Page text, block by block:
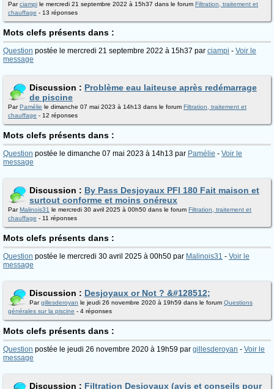
Parciampi le mercredi 21 septembre 2022 à 15h37 dans le forum Filtration, traitement et
chauffage - 13 réponses
Mots clefs présents dans :
Question postée le mercredi 21 septembre 2022 à 15h37 par ciampi - Voir le
message
Discussion : Problème eau laiteuse après redémarrage
de piscine
ParPamélie le dimanche 07 mai 2023 à 14h13 dans le forum Filtration, traitement et
chauffage - 12 réponses
Mots clefs présents dans :
Question postée le dimanche 07 mai 2023 à 14h13 par Pamélie - Voir le
message
Discussion : By Pass Desjoyaux PFI 180 Fait maison et
surtout conforme et moins onéreux
ParMalinois31 le mercredi 30 avril 2025 à 00h50 dans le forum Filtration, traitement et
chauffage - 11 réponses
Mots clefs présents dans :
Question postée le mercredi 30 avril 2025 à 00h50 par Malinois31 - Voir le
message
Discussion : Desjoyaux or Not ? &#128512;
Pargillesderoyan le jeudi 26 novembre 2020 à 19h59 dans le forum Questions
générales sur la piscine - 4 réponses
Mots clefs présents dans :
Question postée le jeudi 26 novembre 2020 à 19h59 par gillesderoyan - Voir le
message
Discussion : Filtration Desjoyaux (avis et conseils pour